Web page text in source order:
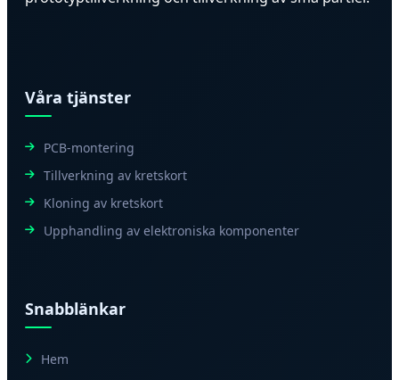
Våra tjänster
PCB-montering
Tillverkning av kretskort
Kloning av kretskort
Upphandling av elektroniska komponenter
Snabblänkar
Hem